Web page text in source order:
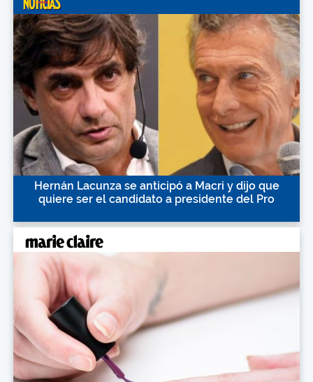
Hernán Lacunza se anticipó a Macri y dijo que
quiere ser el candidato a presidente del Pro